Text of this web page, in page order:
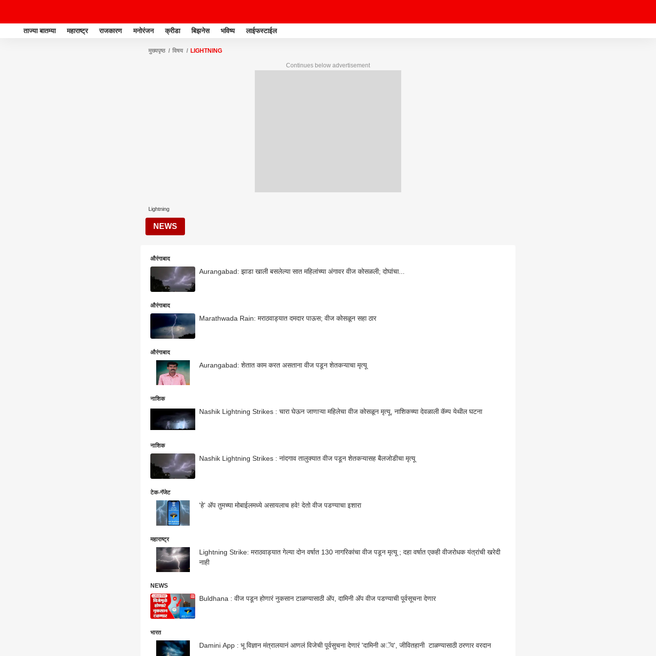
ताज्या बातम्या महाराष्ट्र राजकारण मनोरंजन क्रीडा बिझनेस भविष्य लाईफस्टाईल
मुख्यपृष्ठ विषय LIGHTNING
Continues below advertisement
Lightning
NEWS
औरंगाबाद
Aurangabad: झाडा खाली बसलेल्या सात महिलांच्या अंगावर वीज कोसळली; दोघांचा...
औरंगाबाद
Marathwada Rain: मराठवाड्यात दमदार पाऊस; वीज कोसळून सहा ठार
औरंगाबाद
Aurangabad: शेतात काम करत असताना वीज पडून शेतकऱ्याचा मृत्यू
नाशिक
Nashik Lightning Strikes : चारा घेऊन जाणाऱ्या महिलेचा वीज कोसळून मृत्यू, नाशिकच्या देवळाली कॅम्प येथील घटना
नाशिक
Nashik Lightning Strikes : नांदगाव तालुक्यात वीज पडून शेतकऱ्यासह बैलजोडीचा मृत्यू
टेक-गॅजेट
'हे' ॲप तुमच्या मोबाईलमध्ये असायलाच हवे! देतो वीज पडण्याचा इशारा
महाराष्ट्र
Lightning Strike: मराठवाड्यात गेल्या दोन वर्षात 130 नागरिकांचा वीज पडून मृत्यू ; दहा वर्षात एकही वीजरोधक यंत्रांची खरेदी
नाही
NEWS
Buldhana : वीज पडून होणारं नुकसान टाळण्यासाठी अ‍ॅप, दामिनी अ‍ॅप वीज पडण्याची पूर्वसूचना देणार
भारत
Damini App : भू विज्ञान मंत्रालयानं आणलं विजेची पूर्वसुचना देणारं 'दामिनी अॅप', जीवितहानी टाळण्यासाठी ठरणार वरदान